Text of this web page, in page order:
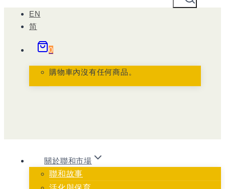
EN
简
0
購物車內沒有任何商品。
關於聯和市場
聯和故事